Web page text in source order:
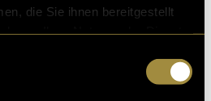
die Sie ihnen bereitgestellt